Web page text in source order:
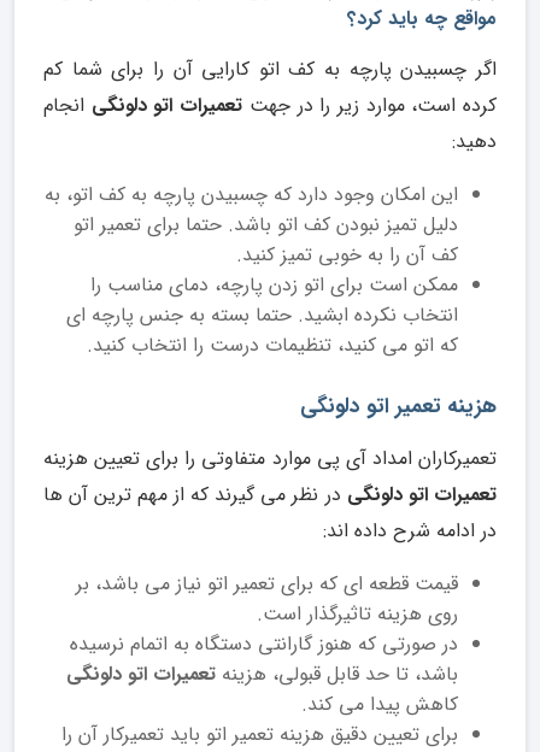
مواقع چه باید کرد؟
اگر چسبیدن پارچه به کف اتو کارایی آن را برای شما کم
کرده است، موارد زیر را در جهت تعمیرات اتو دلونگی انجام
دهید:
این امکان وجود دارد که چسبیدن پارچه به کف اتو، به
دلیل تمیز نبودن کف اتو باشد. حتما برای تعمیر اتو
کف آن را به خوبی تمیز کنید.
ممکن است برای اتو زدن پارچه، دمای مناسب را
انتخاب نکرده ابشید. حتما بسته به جنس پارچه ای
که اتو می کنید، تنظیمات درست را انتخاب کنید.
هزینه تعمیر اتو دلونگی
تعمیرکاران امداد آی پی موارد متفاوتی را برای تعیین هزینه
تعمیرات اتو دلونگی در نظر می گیرند که از مهم ترین آن ها
در ادامه شرح داده اند:
قیمت قطعه ای که برای تعمیر اتو نیاز می باشد، بر
روی هزینه تاثیرگذار است.
در صورتی که هنوز گارانتی دستگاه به اتمام نرسیده
باشد، تا حد قابل قبولی، هزینه تعمیرات اتو دلونگی
کاهش پیدا می کند.
برای تعیین دقیق هزینه تعمیر اتو باید تعمیرکار آن را